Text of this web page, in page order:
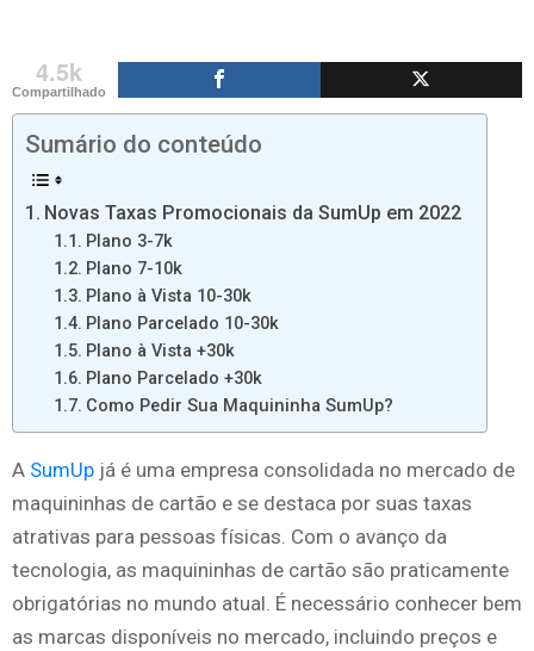
4.5k
Compartilhado
Sumário do conteúdo
Novas Taxas Promocionais da SumUp em 2022
Plano 3-7k
Plano 7-10k
Plano à Vista 10-30k
Plano Parcelado 10-30k
Plano à Vista +30k
Plano Parcelado +30k
Como Pedir Sua Maquininha SumUp?
A SumUp já é uma empresa consolidada no mercado de
maquininhas de cartão e se destaca por suas taxas
atrativas para pessoas físicas. Com o avanço da
tecnologia, as maquininhas de cartão são praticamente
obrigatórias no mundo atual. É necessário conhecer bem
as marcas disponíveis no mercado, incluindo preços e